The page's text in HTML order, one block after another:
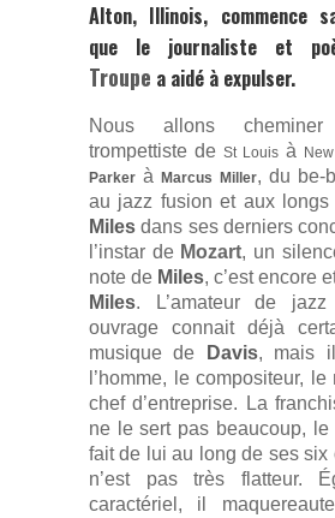
Alton, Illinois, commence
que le journaliste et
Troupe a aidé à expulser.
Nous allons
trompettiste de St Louis à
Parker àMarcus Miller, du be-
au jazz fusion et aux longs
Miles dans ses derniers
l’instar de Mozart, un
note de Miles, c’est encore
Miles. L’amateur de
ouvrage connait déjà
musique de
Davis, mais il
l’homme, le compositeur,
chef d’entreprise. La
ne le sert pas beaucoup, le
fait de lui au long de ses six
n’est pas très flatteur.
caractériel, il